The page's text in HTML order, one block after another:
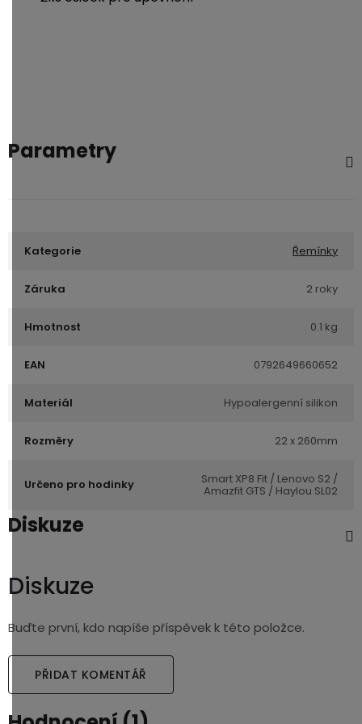
Parametry
Kategorie Řemínky
Záruka 2 roky
Hmotnost 0.1 kg
EAN 0792649660652
Materiál Hypoalergenní silikon
Rozměry 22 x 260mm
Určeno pro hodinky Smart XP8 Fit / Lenovo S2 /
Amazfit GTS / Haylou SL02
Diskuze
Diskuze
Buďte první, kdo napíše příspěvek k této položce.
PŘIDAT KOMENTÁŘ